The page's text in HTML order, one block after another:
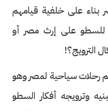
على خلفية قيامهم
للسطو على إرث مصر أو
الترويج؟!
سياحية لمصر وهو
وترويجه أفكار السطو